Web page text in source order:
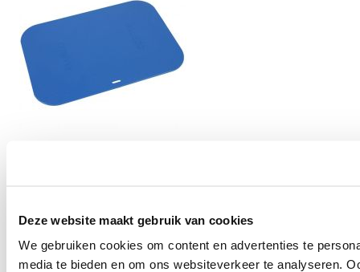
Deze website maakt gebruik van cookies
We gebruiken cookies om content en advertenties te
media te bieden en om ons websiteverkeer te analyseren.
Zorgt voor extra grip
€ 23,95
Levertijd:
Direct